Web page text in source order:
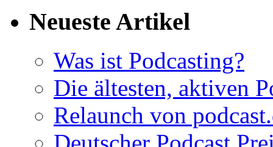
Neueste Artikel
Was ist Podcasting?
Die ältesten, aktiven
Relaunch von